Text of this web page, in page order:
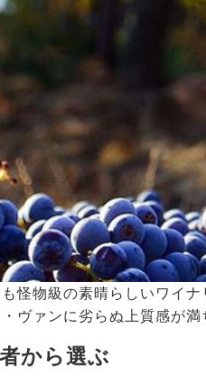
怪物級の素晴らしいワイナ
ヴァンに劣らぬ上質感が満
から選ぶ